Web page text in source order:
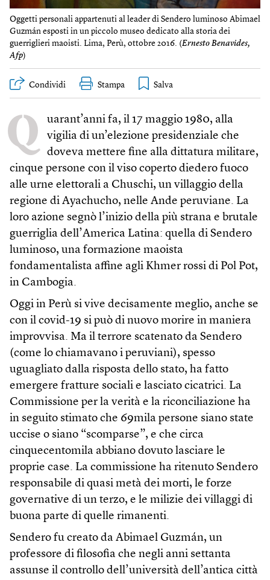
Oggetti personali appartenuti al leader di Sendero luminoso Abimael
Guzmán esposti in un piccolo museo dedicato alla storia dei
guerriglieri maoisti. Lima, Perù, ottobre 2016. (Ernesto Benavides,
Afp)
Condividi Stampa
Q uarant’anni fa, il 17 maggio 1980, alla
vigilia di un’elezione presidenziale che
doveva mettere fine alla dittatura militare,
cinque persone con il viso coperto diedero fuoco
alle urne elettorali a Chuschi, un villaggio della
regione di Ayachucho, nelle Ande peruviane. La
loro azione segnò l’inizio della più strana e brutale
guerriglia dell’America Latina: quella di Sendero
luminoso, una formazione maoista
fondamentalista affine agli Khmer rossi di Pol Pot,
in Cambogia.
Oggi in Perù si vive decisamente meglio, anche se
con il covid-19 si può di nuovo morire in maniera
improvvisa. Ma il terrore scatenato da Sendero
(come lo chiamavano i peruviani), spesso
uguagliato dalla risposta dello stato, ha fatto
emergere fratture sociali e lasciato cicatrici. La
Commissione per la verità e la riconciliazione ha
in seguito stimato che 69mila persone siano state
uccise o siano “scomparse”, e che circa
cinquecentomila abbiano dovuto lasciare le
proprie case. La commissione ha ritenuto Sendero
responsabile di quasi metà dei morti, le forze
governative di un terzo, e le milizie dei villaggi di
buona parte di quelle rimanenti.
Sendero fu creato da Abimael Guzmán, un
professore di filosofia che negli anni settanta
assunse il controllo dell’università dell’antica città